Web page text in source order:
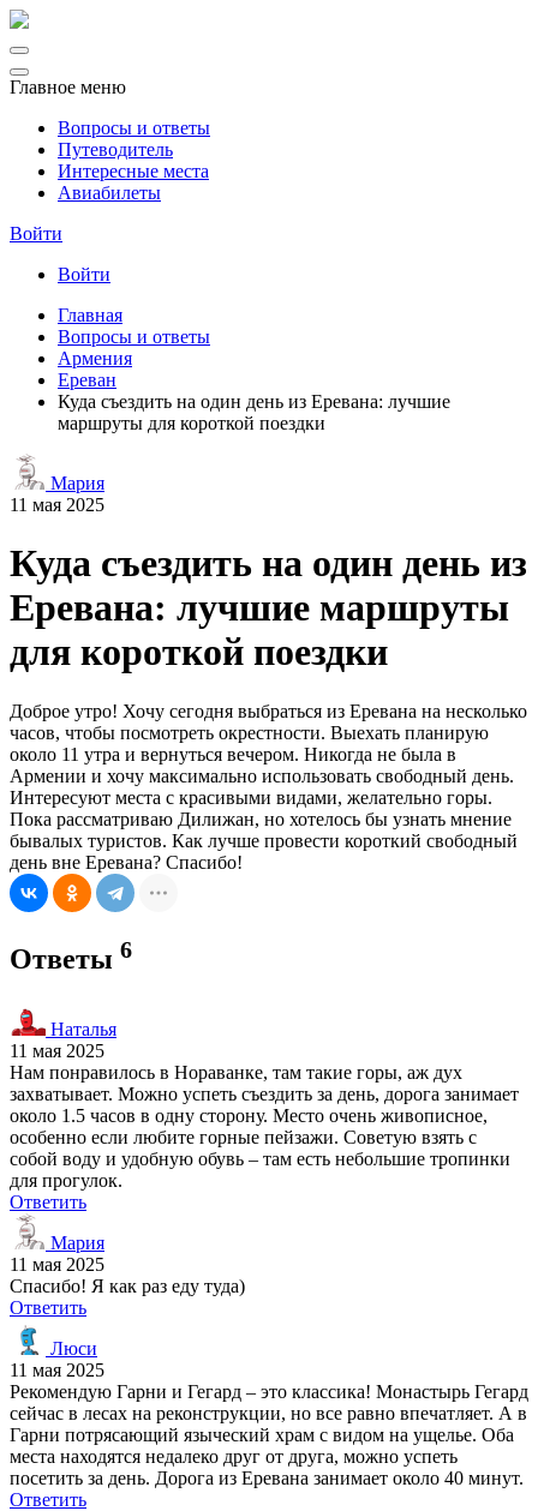
Главное меню
Вопросы и ответы
Путеводитель
Интересные места
Авиабилеты
Войти
Войти
Главная
Вопросы и ответы
Армения
Ереван
Куда съездить на один день из Еревана: лучшие
маршруты для короткой поездки
Мария
11 мая 2025
Куда съездить на один день из
Еревана: лучшие маршруты
для короткой поездки
Доброе утро! Хочу сегодня выбраться из Еревана на несколько
часов, чтобы посмотреть окрестности. Выехать планирую
около 11 утра и вернуться вечером. Никогда не была в
Армении и хочу максимально использовать свободный день.
Интересуют места с красивыми видами, желательно горы.
Пока рассматриваю Дилижан, но хотелось бы узнать мнение
бывалых туристов. Как лучше провести короткий свободный
день вне Еревана? Спасибо!
Ответы 6
Наталья
11 мая 2025
Нам понравилось в Нораванке, там такие горы, аж дух
захватывает. Можно успеть съездить за день, дорога занимает
около 1.5 часов в одну сторону. Место очень живописное,
особенно если любите горные пейзажи. Советую взять с
собой воду и удобную обувь – там есть небольшие тропинки
для прогулок.
Ответить
Мария
11 мая 2025
Спасибо! Я как раз еду туда)
Ответить
Люси
11 мая 2025
Рекомендую Гарни и Гегард – это классика! Монастырь Гегард
сейчас в лесах на реконструкции, но все равно впечатляет. А в
Гарни потрясающий языческий храм с видом на ущелье. Оба
места находятся недалеко друг от друга, можно успеть
посетить за день. Дорога из Еревана занимает около 40 минут.
Ответить